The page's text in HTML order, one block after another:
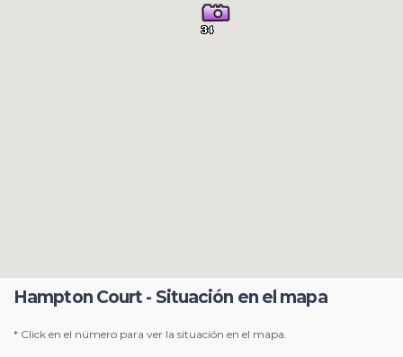
Hampton Court - Situación en el mapa
* Click en el número para ver la situación en el mapa.